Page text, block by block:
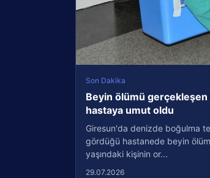
Son Dakika
Beyin ölümü gerçekleşen
hastaya umut oldu
Giresun'da denizde boğulma
gördüğü hastanede beyin
yaşındaki kişinin or...
29.07.2026